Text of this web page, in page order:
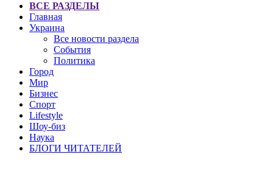
ВСЕ РАЗДЕЛЫ
Главная
Украина
Все новости раздела
События
Политика
Город
Мир
Бизнес
Спорт
Lifestyle
Шоу-биз
Наука
БЛОГИ ЧИТАТЕЛЕЙ